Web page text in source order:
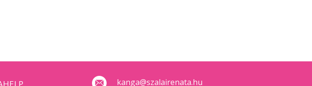
kanga@szalairenata.hu